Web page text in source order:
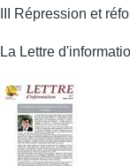
III Répression et
La Lettre